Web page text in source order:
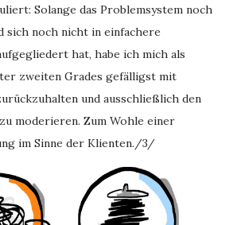
Solange das Problemsystem noch
sich noch nicht in einfachere
hat, habe ich mich als
zweiten Grades gefälligst mit
und ausschließlich den
moderieren. Zum Wohle einer
im Sinne der Klienten./3/